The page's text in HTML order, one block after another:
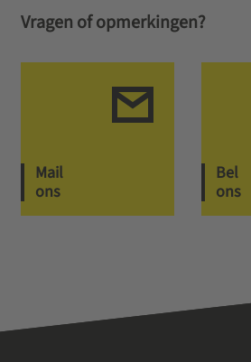
Vragen of opmerkingen?
Mail
ons
Bel
ons